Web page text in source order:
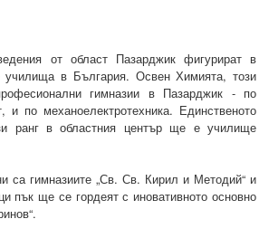
от област Пазарджик фигурират в
училища в България. Освен Химията, този
гимназии в Пазарджик - по
по механоелектротехника. Единственото
ранг в областния център ще е училище
са гимназиите „Св. Св. Кирил и Методий“ и
пък ще се гордеят с иновативното основно